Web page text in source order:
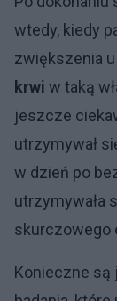
wtedy, kiedy
zwiększenia
krwi w taką
jeszcze
utrzymywał
w dzień po
utrzymywała
skurczowego
Konieczne